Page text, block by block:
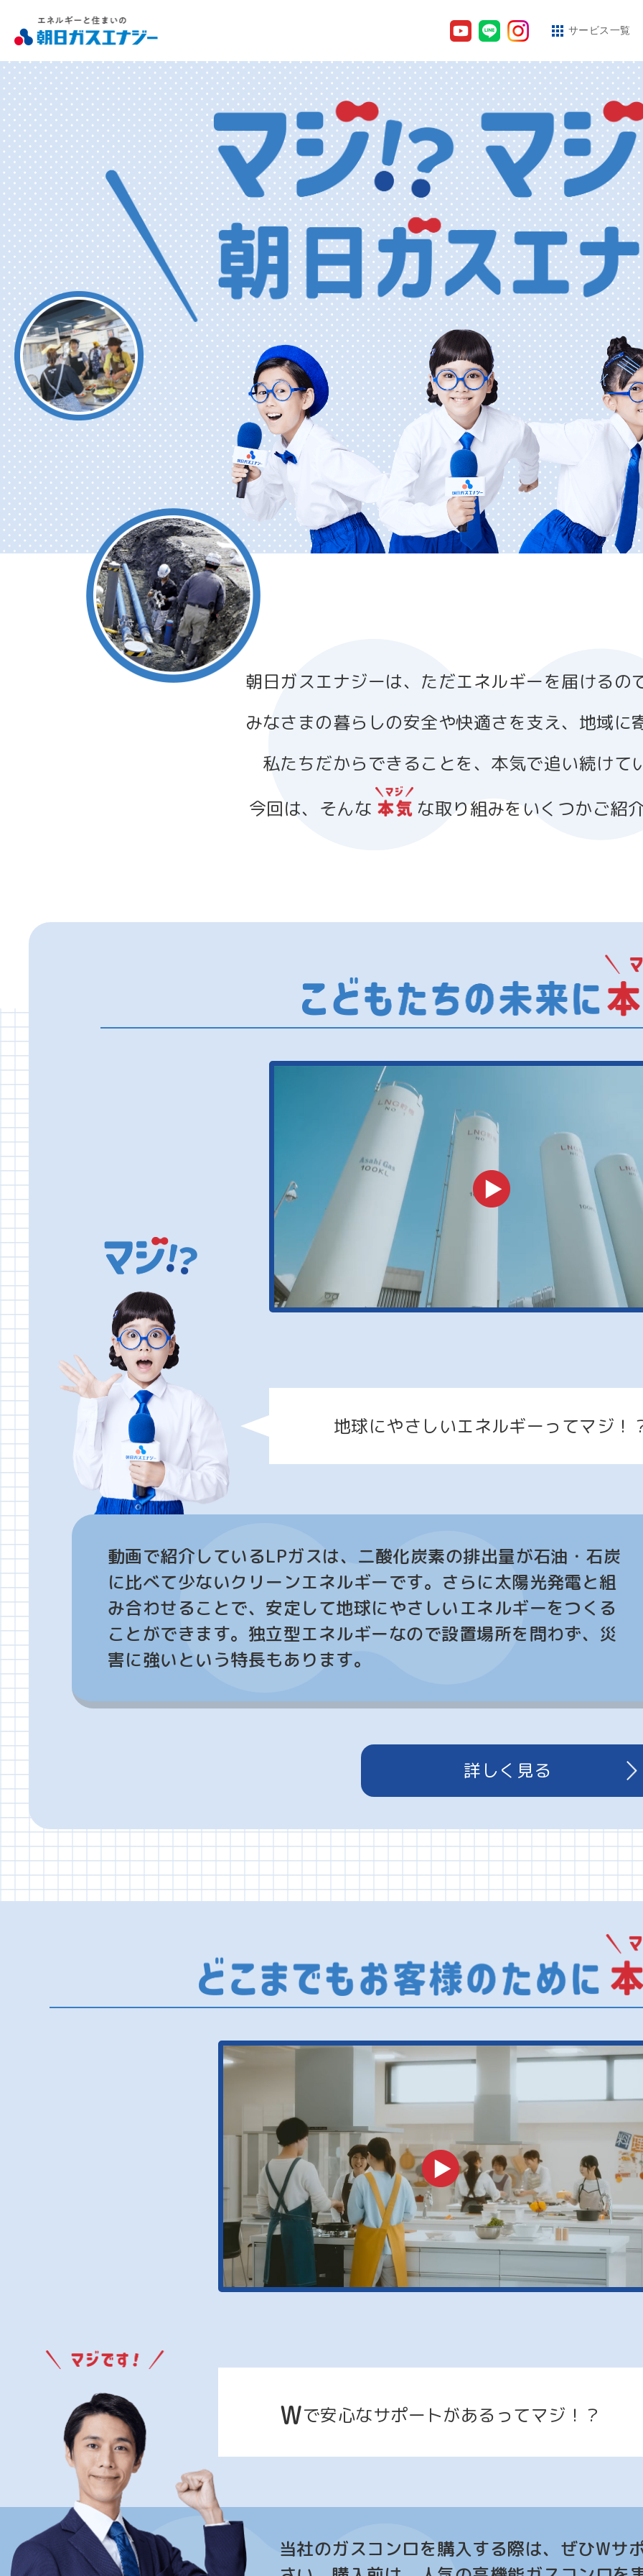
サービス一覧
朝日ガスエナジーは、 ただエネルギーを届けるの
みなさまの暮らしの安全や快適さを支え、 地域に
私たちだからできることを、 本気で追い続けて
今回は、そんな
な取り組みを いくつかご紹
地球にやさしいエネルギーってマジ！
動画で紹介しているLPガスは、二酸化炭素の排出量が石油・石炭
に比べて少ないクリーンエネルギーです。さらに太陽光発電と組
み合わせることで、安定して地球にやさしいエネルギーをつくる
ことができます。独立型エネルギーなので設置場所を問わず、災
害に強いという特長もあります。
詳しく見る
Wで安心なサポートがあるってマジ！？
当社のガスコンロを購入する際は、ぜひWサ
エネルギー 主な取扱商品 電気